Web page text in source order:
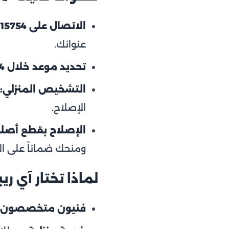
الاتصال على 15754:
عنوانك.
تحديد موعد خلال 24 ساعة:
التشخيص المنزلي:
الإصلاح.
الإصلاح بقطع
ومنحك ضماناً على
لماذا تختار آي
فنيون